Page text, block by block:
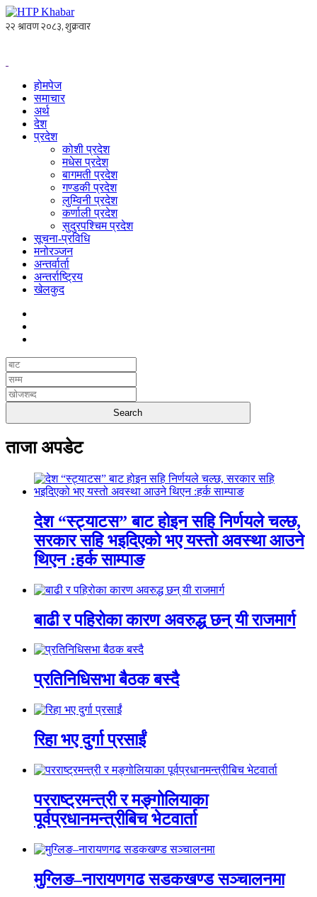
होमपेज
समाचार
अर्थ
देश
प्रदेश
कोशी प्रदेश
मधेस प्रदेश
बागमती प्रदेश
गण्डकी प्रदेश
लुम्विनी प्रदेश
कर्णाली प्रदेश
सुदुरपश्चिम प्रदेश
सूचना-प्रविधि
मनोरञ्जन
अन्तर्वार्ता
अन्तर्राष्ट्रिय
खेलकुद
ताजा अपडेट
देश “स्ट्याटस” बाट होइन सहि निर्णयले चल्छ,
सरकार सहि भइदिएको भए यस्तो अवस्था आउने
थिएन :हर्क साम्पाङ
बाढी र पहिरोका कारण अवरुद्ध छन् यी राजमार्ग
प्रतिनिधिसभा बैठक बस्दै
रिहा भए दुर्गा प्रसाईं
परराष्ट्रमन्त्री र मङ्गोलियाका
पूर्वप्रधानमन्त्रीबिच भेटवार्ता
मुग्लिङ–नारायणगढ सडकखण्ड सञ्चालनमा